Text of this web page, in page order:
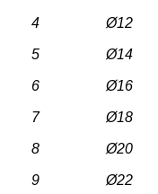
4 Ø12
5 Ø14
6 Ø16
7 Ø18
8 Ø20
9 Ø22